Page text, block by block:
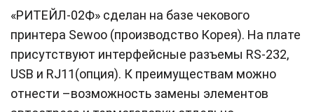
«РИТЕЙЛ-02Ф» сделан на базе чекового
принтера Sewoo (производство Корея). На плате
присутствуют интерфейсные разъемы RS-232,
USB и RJ11(опция). К преимуществам можно
отнести –возможность замены элементов